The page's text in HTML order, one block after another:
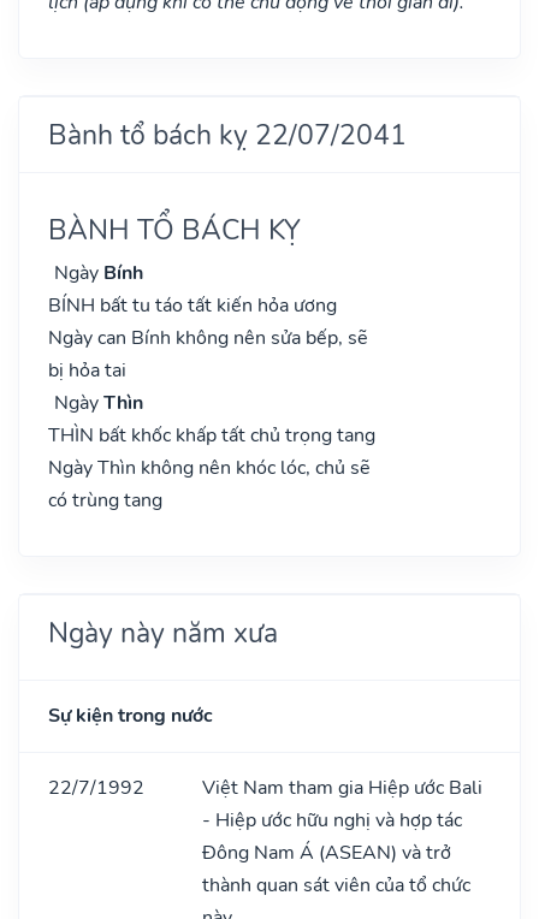
Bành tổ bách kỵ 22/07/2041
BÀNH TỔ BÁCH KỴ
Ngày Bính
BÍNH bất tu táo tất kiến hỏa ương
Ngày can Bính không nên sửa bếp, sẽ
bị hỏa tai
NgàyThìn
THÌN bất khốc khấp tất chủ trọng tang
Ngày Thìn không nên khóc lóc, chủ sẽ
có trùng tang
Ngày này năm xưa
Sự kiện trong nước
22/7/1992
Việt Nam tham gia Hiệp ước Bali
- Hiệp ước hữu nghị và hợp tác
Đông Nam Á (ASEAN) và trở
thành quan sát viên của tổ chức